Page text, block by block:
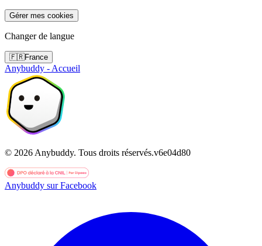
Gérer mes cookies
Changer de langue
🇫🇷France
Anybuddy - Accueil
© 2026 Anybuddy. Tous droits réservés.v6e04d80
Anybuddy sur Facebook